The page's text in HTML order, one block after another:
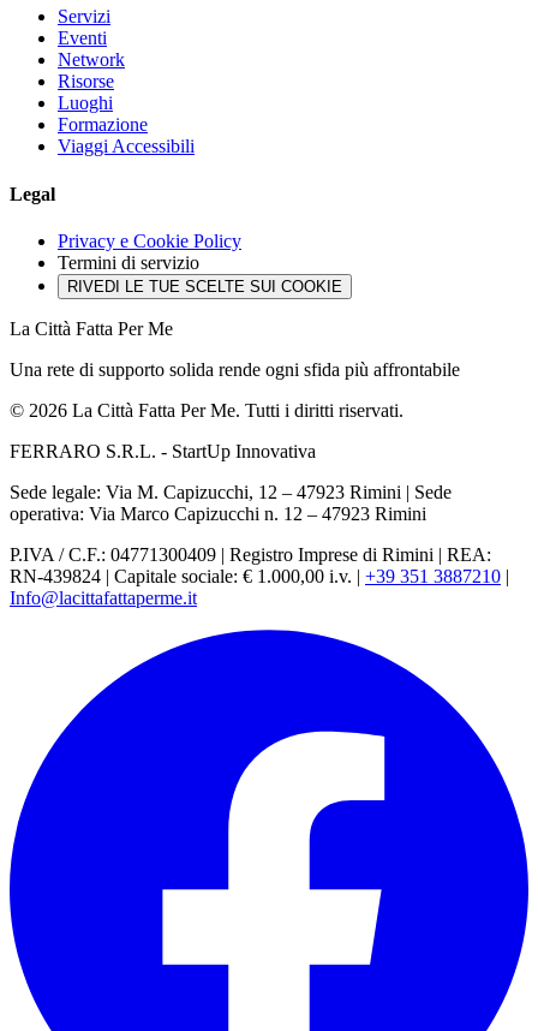
Servizi
Eventi
Network
Risorse
Luoghi
Formazione
Viaggi Accessibili
Legal
Privacy e Cookie Policy
Termini di servizio
RIVEDI LE TUE SCELTE SUI COOKIE
La Città Fatta Per Me
Una rete di supporto solida rende ogni sfida più affrontabile
© 2026 La Città Fatta Per Me. Tutti i diritti riservati.
FERRARO S.R.L. - StartUp Innovativa
Sede legale: Via M. Capizucchi, 12 – 47923 Rimini | Sede
operativa: Via Marco Capizucchi n. 12 – 47923 Rimini
P.IVA / C.F.: 04771300409 | Registro Imprese di Rimini | REA:
RN-439824 | Capitale sociale: € 1.000,00 i.v. | +39 351 3887210 |
Info@lacittafattaperme.it